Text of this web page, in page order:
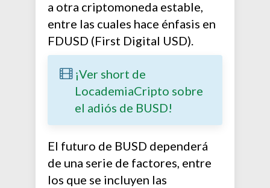
a otra criptomoneda estable,
entre las cuales hace énfasis en
FDUSD (First Digital USD).
¡Ver short de
LocademiaCripto sobre
el adiós de BUSD!
El futuro de BUSD dependerá
de una serie de factores, entre
los que se incluyen las